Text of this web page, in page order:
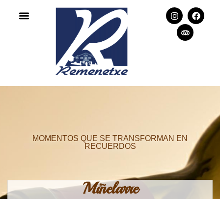
MOMENTOS QUE SE TRANSFORMAN EN
RECUERDOS
Miñelarre